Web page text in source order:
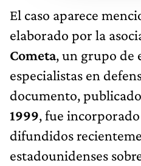
El caso aparece
elaborado por la
Cometa, un grupo de
especialistas en
documento,
1999, fue
difundidos
estadounidenses